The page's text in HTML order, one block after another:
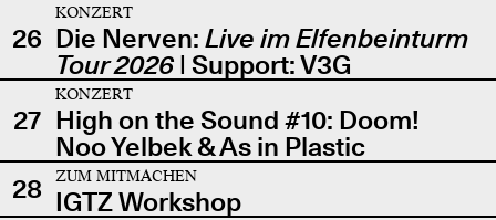
26
KONZERT
Die Nerven: Live im Elfenbeinturm
Tour 2026| Support: V3G
27
KONZERT
High on the Sound #10: Doom!
Noo Yelbek & As in Plastic
28
ZUM MITMACHEN
IGTZ Workshop